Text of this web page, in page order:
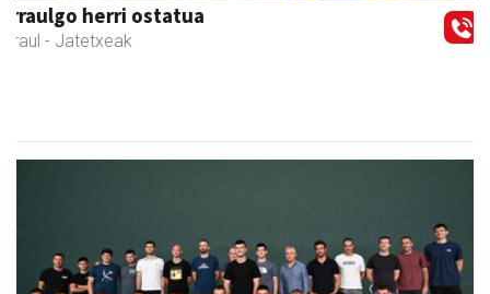
Javier Iraola harategia
Asteasu - Harategiak